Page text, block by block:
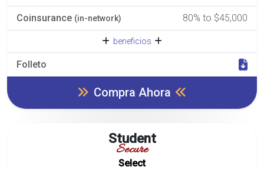
Coinsurance (in-network) 80% to $45,000
beneficios
Folleto
Compra Ahora
Student
Secure
Select